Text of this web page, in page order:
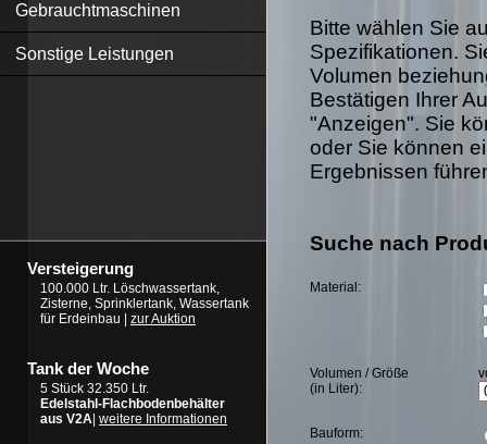
Gebrauchtmaschinen
Sonstige Leistungen
Versteigerung
100.000 Ltr. Löschwassertank,
Zisterne, Sprinklertank, Wassertank
für Erdeinbau | zur Auktion
Tank der Woche
5 Stück 32.350 Ltr.
Edelstahl-Flachbodenbehälter
aus V2A weitere Informationen
Bitte wählen Sie
Spezifikationen.
Volumen
Bestätigen Ihrer
"Anzeigen". Sie
oder Sie können
Ergebnissen
Suche nach
Material:
Volumen / Größe
(in Liter):
Bauform: